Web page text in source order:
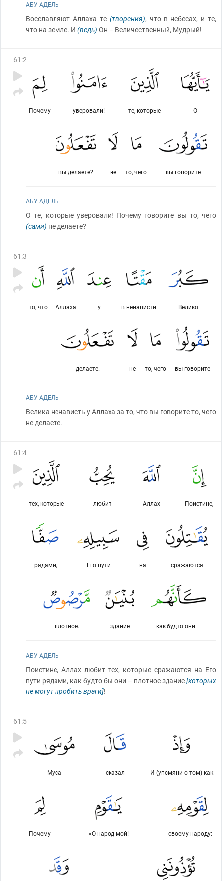
АБУ АДЕЛЬ
Восславляют Аллаха те (творения), что в небесах, и те,
что на земле. И (ведь) Он – Величественный, Мудрый!
61 :2
О
те, которые
уверовали!
Почему
вы говорите
то, чего
не
вы делаете?
АБУ АДЕЛЬ
О те, которые уверовали! Почему говорите вы то, чего
(сами) не делаете?
61 :3
Велико
в ненависти
у
Аллаха
то, что
вы говорите
то, чего
не
делаете.
АБУ АДЕЛЬ
Велика ненависть у Аллаха за то, что вы говорите то, чего
не делаете.
61 :4
Поистине,
Аллах
любит
тех, которые
сражаются
на
Его пути
рядами,
как будто они –
здание
плотное.
АБУ АДЕЛЬ
Поистине, Аллах любит тех, которые сражаются на Его
пути рядами, как будто бы они – плотное здание[которых
не могут пробить враги]!
61 :5
И (упомяни о том) как
сказал
Муса
своему народу:
«О народ мой!
Почему